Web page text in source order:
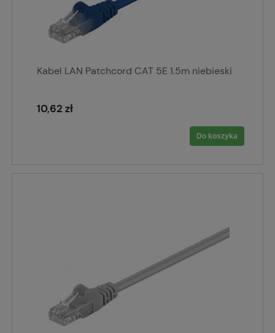
Kabel LAN Patchcord CAT 5E 1.5m niebieski
10,62 zł
Do koszyka